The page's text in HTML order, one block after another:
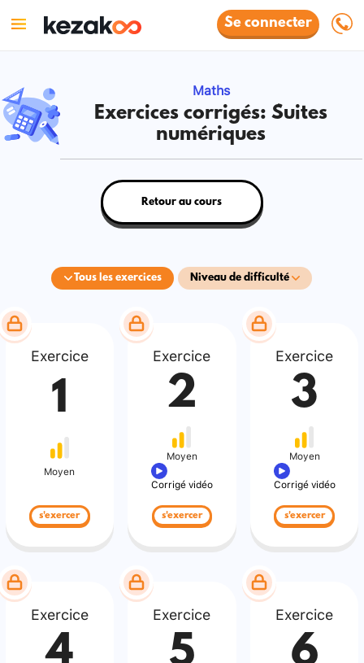
Se connecter
Maths
Exercices corrigés: Suites
numériques
Tous les exercices Niveau de difficulté
Retour au cours
Exercice
1
Moyen
s'exercer
Exercice
2
Moyen
Corrigé vidéo
s'exercer
Exercice
3
Moyen
Corrigé vidéo
s'exercer
Exercice Exercice Exercice